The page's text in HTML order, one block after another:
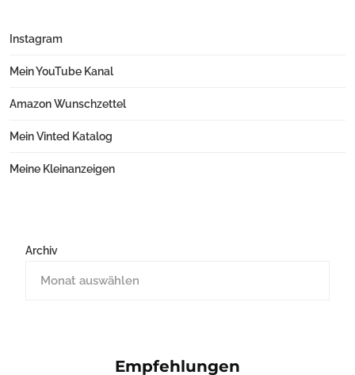
Instagram
Mein YouTube Kanal
Amazon Wunschzettel
Mein Vinted Katalog
Meine Kleinanzeigen
Archiv
Empfehlungen